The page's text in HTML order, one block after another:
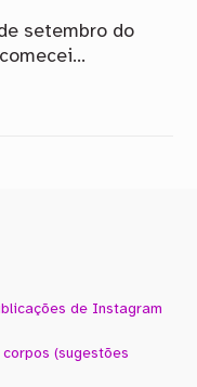
setembro do
de Instagram
(sugestões